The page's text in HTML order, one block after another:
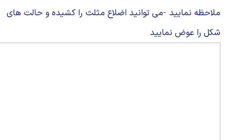
ملاحظه نمایید -می توانید اضلاع مثلث را کشیده و حالت های
شکل را عوض نمایید